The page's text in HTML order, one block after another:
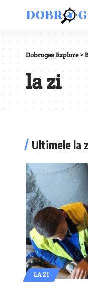
Dobrogea Explore>
la zi
Ultimele la
LA ZI